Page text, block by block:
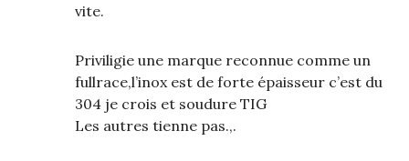
vite.
Priviligie une marque reconnue comme un
fullrace,l’inox est de forte épaisseur c’est du
304 je crois et soudure TIG
Les autres tienne pas.,.